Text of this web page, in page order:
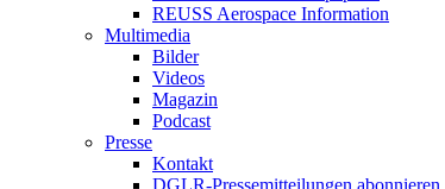
REUSS Aerospace Information
Multimedia
Bilder
Videos
Magazin
Podcast
Presse
Kontakt
DGLR-Pressemitteilungen abonnieren